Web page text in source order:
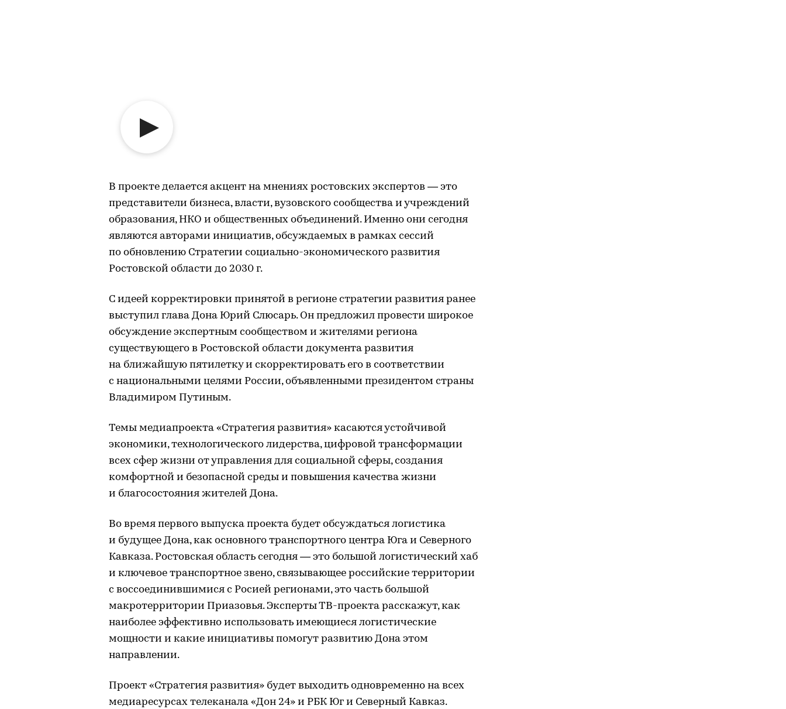
В проекте делается акцент на мнениях ростовских экспертов — это
представители бизнеса, власти, вузовского сообщества и учреждений
образования, НКО и общественных объединений. Именно они сегодня
являются авторами инициатив, обсуждаемых в рамках сессий
по обновлению Стратегии социально-экономического развития
Ростовской области до 2030 г.
С идеей корректировки принятой в регионе стратегии развития ранее
выступил глава Дона Юрий Слюсарь. Он предложил провести широкое
обсуждение экспертным сообществом и жителями региона
существующего в Ростовской области документа развития
на ближайшую пятилетку и скорректировать его в соответствии
с национальными целями России, объявленными президентом страны
Владимиром Путиным.
Темы медиапроекта «Стратегия развития» касаются устойчивой
экономики, технологического лидерства, цифровой трансформации
всех сфер жизни от управления для социальной сферы, создания
комфортной и безопасной среды и повышения качества жизни
и благосостояния жителей Дона.
Во время первого выпуска проекта будет обсуждаться логистика
и будущее Дона, как основного транспортного центра Юга и Северного
Кавказа. Ростовская область сегодня — это большой логистический хаб
и ключевое транспортное звено, связывающее российские территории
с воссоединившимися с Росией регионами, это часть большой
макротерритории Приазовья. Эксперты ТВ-проекта расскажут, как
наиболее эффективно использовать имеющиеся логистические
мощности и какие инициативы помогут развитию Дона этом
направлении.
Проект «Стратегия развития» будет выходить одновременно на всех
медиаресурсах телеканала «Дон 24» и РБК Юг и Северный Кавказ.